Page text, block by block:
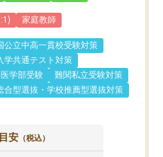
家庭教師
公立中高一貫校受験対策
学共通テスト対策
医学部受験
難関私立受験対策
合型選抜・学校推薦型選抜対策
安 （税込）